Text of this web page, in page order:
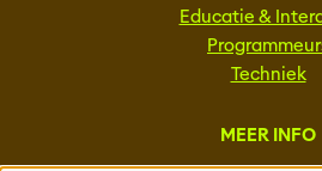
Educatie &
Techniek
MEER INFO